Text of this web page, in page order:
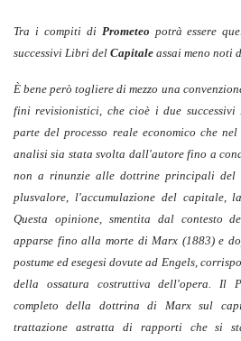
Tra i compiti di Prometeo potrà essere
successivi Libri del Capitale assai meno noti
È bene però togliere di mezzo una
fini revisionistici, che cioè i due successivi
parte del processo reale economico che
analisi sia stata svolta dall'autore fino a
non a rinunzie alle dottrine principali del
plusvalore, l'accumulazione del capitale,
Questa opinione, smentita dal contesto
apparse fino alla morte di Marx (1883) e
postume ed esegesi dovute ad Engels,
della ossatura costruttiva dell'opera. Il
completo della dottrina di Marx sul
trattazione astratta di rapporti che si